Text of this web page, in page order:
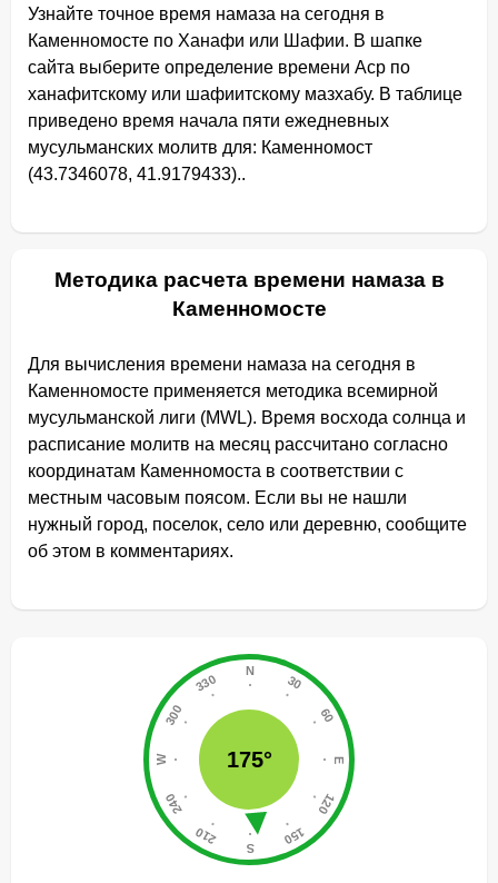
Узнайте точное время намаза на сегодня в
Каменномосте по Ханафи или Шафии. В шапке
сайта выберите определение времени Аср по
ханафитскому или шафиитскому мазхабу. В таблице
приведено время начала пяти ежедневных
мусульманских молитв для: Каменномост
(43.7346078, 41.9179433)..
Методика расчета времени намаза в
Каменномосте
Для вычисления времени намаза на сегодня в
Каменномосте применяется методика всемирной
мусульманской лиги (MWL). Время восхода солнца и
расписание молитв на месяц рассчитано согласно
координатам Каменномоста в соответствии с
местным часовым поясом. Если вы не нашли
нужный город, поселок, село или деревню, сообщите
об этом в комментариях.
175°